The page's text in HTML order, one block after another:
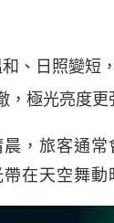
和、日照變短
，極光亮度更
，旅客通
在天空舞